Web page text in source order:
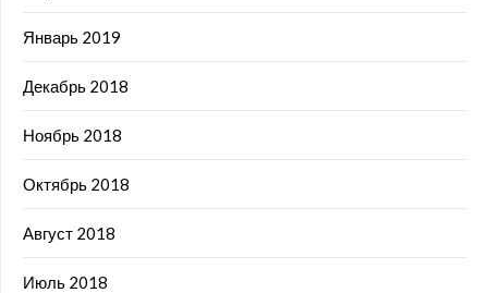
Январь 2019
Декабрь 2018
Ноябрь 2018
Октябрь 2018
Август 2018
Июль 2018